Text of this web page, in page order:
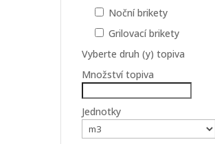
Noční brikety
Grilovací brikety
Vyberte druh (y) topiva
Množství topiva
Jednotky